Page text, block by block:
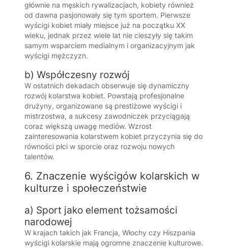
głównie na męskich rywalizacjach, kobiety również
od dawna pasjonowały się tym sportem. Pierwsze
wyścigi kobiet miały miejsce już na początku XX
wieku, jednak przez wiele lat nie cieszyły się takim
samym wsparciem medialnym i organizacyjnym jak
wyścigi mężczyzn.
b) Współczesny rozwój
W ostatnich dekadach obserwuje się dynamiczny
rozwój kolarstwa kobiet. Powstają profesjonalne
drużyny, organizowane są prestiżowe wyścigi i
mistrzostwa, a sukcesy zawodniczek przyciągają
coraz większą uwagę mediów. Wzrost
zainteresowania kolarstwem kobiet przyczynia się do
równości płci w sporcie oraz rozwoju nowych
talentów.
6. Znaczenie wyścigów kolarskich w
kulturze i społeczeństwie
a) Sport jako element tożsamości
narodowej
W krajach takich jak Francja, Włochy czy Hiszpania
wyścigi kolarskie mają ogromne znaczenie kulturowe.